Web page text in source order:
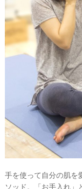
手を使って自分の肌を
ソッド。「お手入れ」